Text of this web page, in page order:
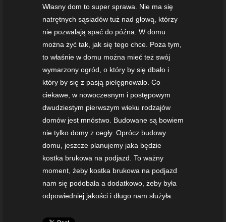
Własny dom to super sprawa. Nie ma się
natrętnych sąsiadów tuż nad głową, którzy
nie pozwalają spać do późna. W domu
można żyć tak, jak się tego chce. Poza tym,
to właśnie w domu można mieć też swój
wymarzony ogród, o który by się dbało i
który by się z pasją pielęgnowało. Co
ciekawe, w nowoczesnym i postępowym
dwudziestym pierwszym wieku rodzajów
domów jest mnóstwo. Budowane są bowiem
nie tylko domy z cegły. Oprócz budowy
domu, jeszcze planujemy jaka będzie
kostka brukowa na podjazd. To ważny
moment, żeby kostka brukowa na podjazd
nam się podobała a dodatkowo, żeby była
odpowiedniej jakości i długo nam służyła.